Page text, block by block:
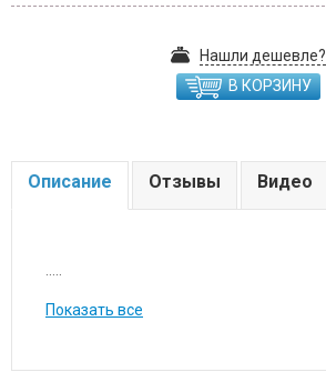
Нашли дешевле?
В КОРЗИНУ
Описание Отзывы Видео
Показать все